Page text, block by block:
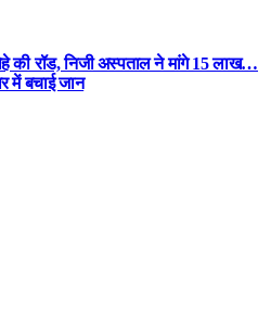
की रॉड, निजी अस्पताल ने मांगे 15 लाख…
में बचाई जान